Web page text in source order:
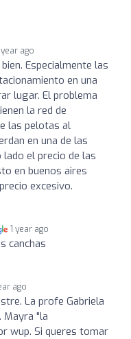
year ago
Especialmente las
en una
lugar. El problema
la red de
las pelotas al
en una de las
el precio de las
en buenos aires
excesivo.
1 year ago
canchas
ago
La profe Gabriela
Mayra "la
wup. Si queres tomar